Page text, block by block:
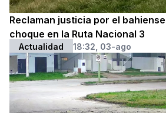
Reclaman justicia por el
choque en la Ruta Nacional 3
Actualidad 18:32, 03-ago